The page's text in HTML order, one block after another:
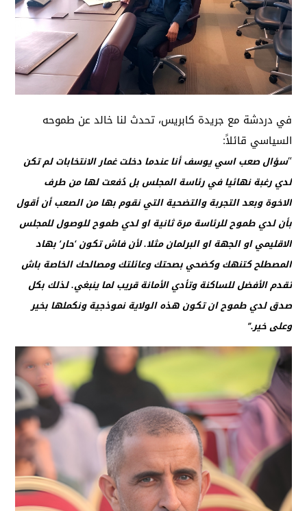
في دردشة مع جريدة كابريس، تحدث لنا خالد عن طموحه
السياسي قائلاً:
“سؤال صعب اسي يوسف أنا عندما دخلت غمار الانتخابات لم تكن
لدي رغبة نهائيا في رئاسة المجلس بل دُفعت لها من طرف
الاخوة وبعد التجربة والتضحية التي نقوم بها من الصعب أن أقول
بأن لدي طموح للرئاسة مرة ثانية او لدي طموح للوصول للمجلس
الاقليمي او الجهة او البرلمان مثلا. لأن فاش تكون ‘حار’ بهاد
المصطلح كتنهك وكضحي بصحتك وعائلتك ومصالحك الخاصة باش
تقدم الأفضل للساكنة وتأدي الأمانة قريب لما ينبغي. لذلك بكل
صدق لدي طموح ان تكون هذه الولاية نموذجية ونكملها بخير
وعلى خير.”